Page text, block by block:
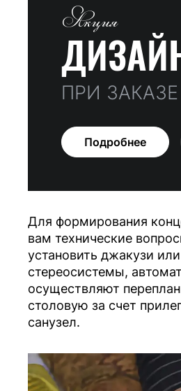
Акция
ПРИ
Подробнее
Для формирования
вам технические
установить джакузи
стереосистемы,
осуществляют
столовую за счет
санузел.